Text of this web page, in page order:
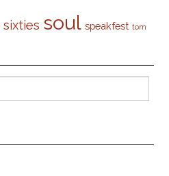
sixties soul speakfest tom